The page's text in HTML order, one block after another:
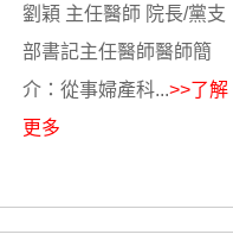
劉穎 主任醫師 院長/黨支
部書記主任醫師醫師簡
介：從事婦產科...>>了解
更多